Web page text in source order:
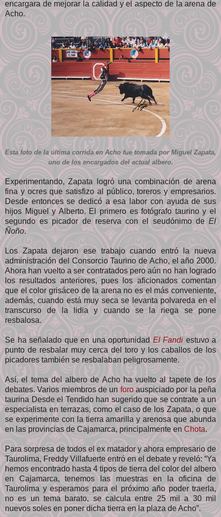
encargara de mejorar la calidad y el aspecto de la arena de
Acho.
Esta foto de la última corrida en Acho fue tomada por Miguel Zapata,
uno de los encargados del actual albero.
Experimentando, Zapata logró una combinación de arena
fina y ocres que satisfizo al público, toreros y empresarios.
Desde entonces se dedicó a esa labor con ayuda de sus
hijos Miguel y Alberto. El primero es fotógrafo taurino y el
segundo es picador de reserva con el seudónimo de El
Ñoño.
Los Zapata dejaron ese trabajo cuando entró la nueva
administración del Consorcio Taurino de Acho, el año 2000.
Ahora han vuelto a ser contratados pero aún no han logrado
los resultados anteriores, pues los aficionados comentan
que el color grisáceo de la arena no es el más conveniente,
además, cuando está muy seca se levanta polvareda en el
transcurso de la lidia y cuando se la riega se pone
resbalosa.
Se ha señalado que en una oportunidadEl Fandi estuvo a
punto de resbalar muy cerca del toro y los caballos de los
picadores también se resbalaban peligrosamente.
Así, el tema del albero de Acho ha vuelto al tapete de los
debates. Varios miembros de unforoauspiciado por la peña
taurina Desde el Tendido han sugerido que se contrate a un
especialista en terrazas, como el caso de los Zapata, o que
se experimente con la tierra amarilla y arenosa que abunda
en las provincias de Cajamarca, principalmente en Chota.
Para sorpresa de todos el ex matador y ahora empresario de
Taurolima, Freddy Villafuerte entró en el debate y reveló: “Ya
hemos encontrado hasta 4 tipos de tierra del color del albero
en Cajamarca, tenemos las muestras en la oficina de
Taurolima y esperamos para el próximo año poder traerla,
no es un tema barato, se calcula entre 25 mil a 30 mil
nuevos soles en poner dicha tierra en la plaza de Acho”.